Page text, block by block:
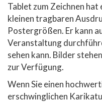
Tablet zum Zeichnen
kleinen tragbaren
Postergrößen. Er kann
Veranstaltung
sehen kann. Bilder
zur Verfügung.
Wenn Sie einen
erschwinglichen